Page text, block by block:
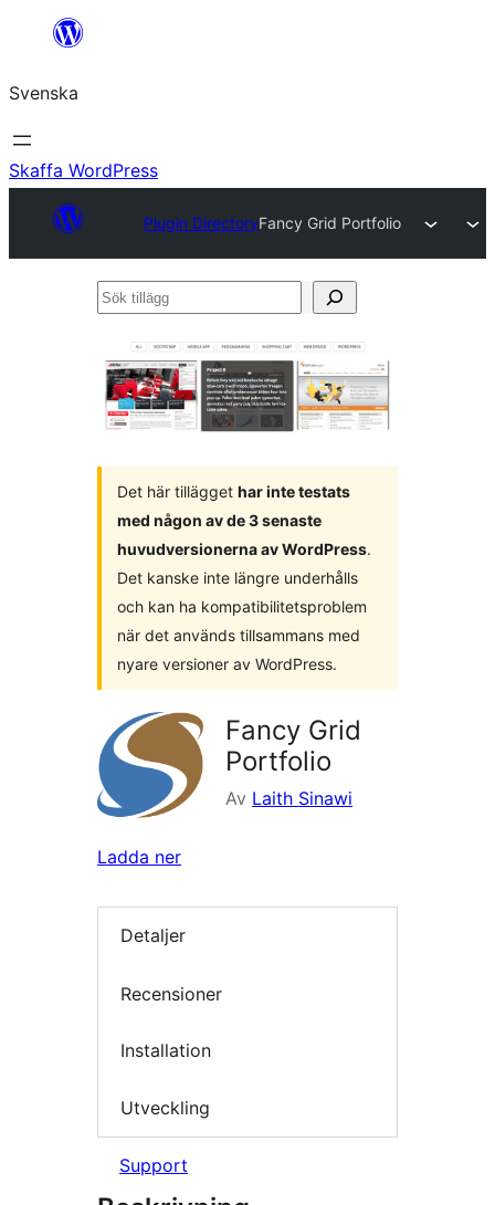
Hoppa
innehåll
Svenska
Skaffa WordPress
Plugin DirectoryFancy Grid Portfolio
Sök
Det här tillägget har inte testats
med någon av de 3 senaste
huvudversionerna av WordPress.
Det kanske inte längre underhålls
och kan ha kompatibilitetsproblem
när det används tillsammans med
nyare versioner av WordPress.
Fancy Grid
Portfolio
Av Laith Sinawi
Ladda ner
Detaljer
Recensioner
Installation
Utveckling
Support